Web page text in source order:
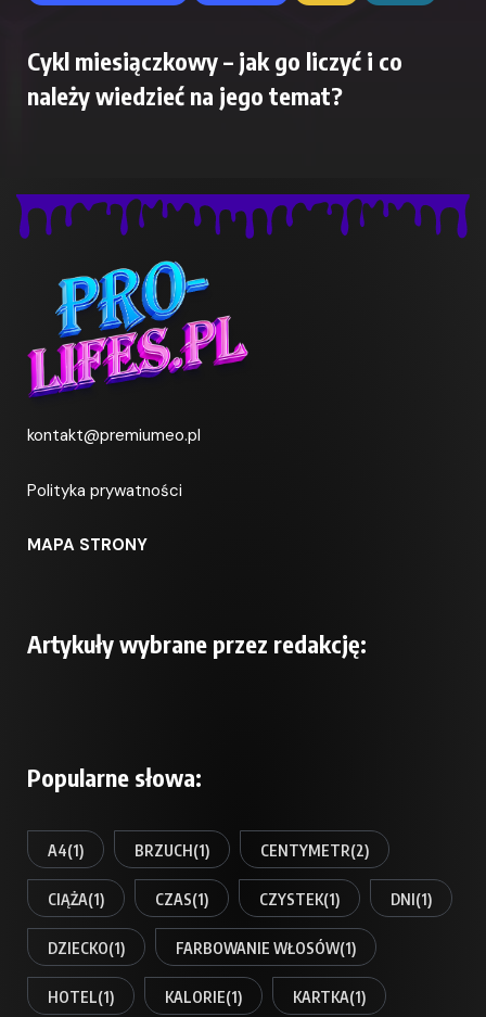
Cykl miesiączkowy – jak go liczyć i co
należy wiedzieć na jego temat?
kontakt@premiumeo.pl
Polityka prywatności
MAPA STRONY
Artykuły wybrane przez redakcję:
Popularne słowa:
A4(1) BRZUCH(1) CENTYMETR(2)
CIĄŻA(1) CZAS(1) CZYSTEK(1) DNI(1)
DZIECKO(1) FARBOWANIE WŁOSÓW(1)
HOTEL(1) KALORIE(1) KARTKA(1)